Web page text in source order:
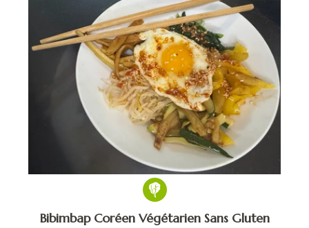
Bibimbap Coréen Végétarien Sans Gluten